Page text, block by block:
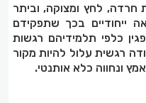
חרדה, לחץ ומצוקה, וביתר
ייחודיים בכך שתפקידם
כלפי תלמידיהם רגשות
רגשית עלול להיות מקור
ונחווה כלא אותנטי.